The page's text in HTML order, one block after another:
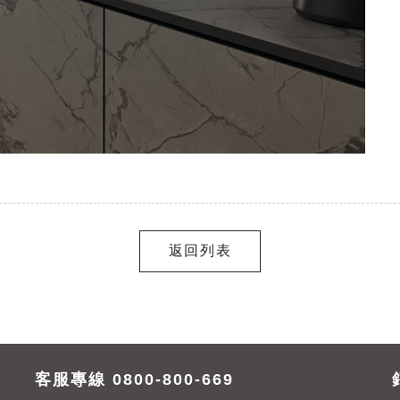
返回列表
客服專線 0800-800-669